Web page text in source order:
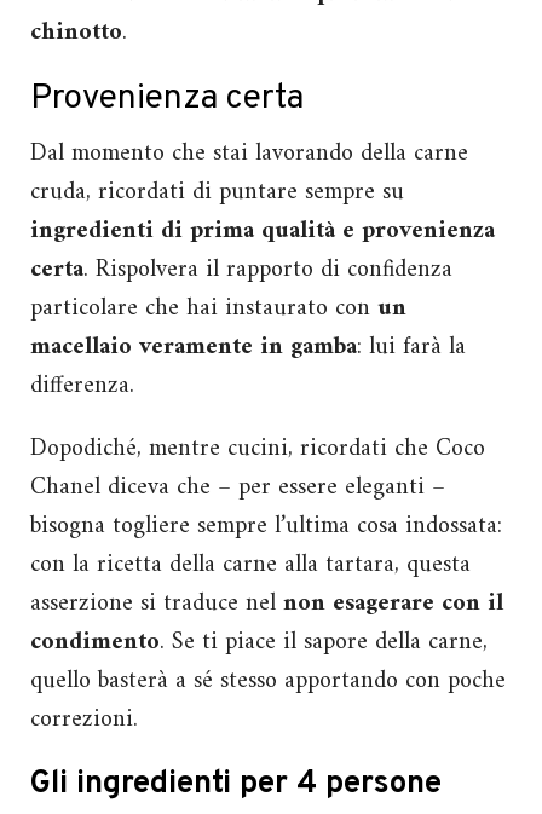
chinotto.
Provenienza certa
Dal momento che stai lavorando della carne
cruda, ricordati di puntare sempre su
ingredienti di prima qualità e provenienza
certa. Rispolvera il rapporto di confidenza
particolare che hai instaurato conun
macellaio veramente in gamba: lui farà la
differenza.
Dopodiché, mentre cucini, ricordati che Coco
Chanel diceva che – per essere eleganti –
bisogna togliere sempre l’ultima cosa indossata:
con la ricetta della carne alla tartara, questa
asserzione si traduce nelnon esagerare con il
condimento. Se ti piace il sapore della carne,
quello basterà a sé stesso apportando con poche
correzioni.
Gli ingredienti per 4 persone